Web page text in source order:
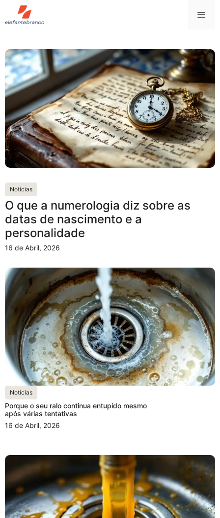
Saltar
para
Notícias
O que a numerologia diz sobre as
datas de nascimento e a
personalidade
16 de Abril, 2026
Notícias
Porque o seu ralo continua entupido mesmo
após várias tentativas
16 de Abril, 2026